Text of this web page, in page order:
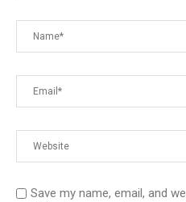
Save my name, email, and